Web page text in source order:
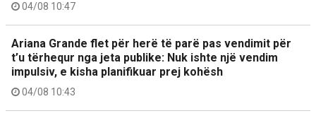
04/08 10:47
Ariana Grande flet për herë të parë pas vendimit për
t’u tërhequr nga jeta publike: Nuk ishte një vendim
impulsiv, e kisha planifikuar prej kohësh
04/08 10:43